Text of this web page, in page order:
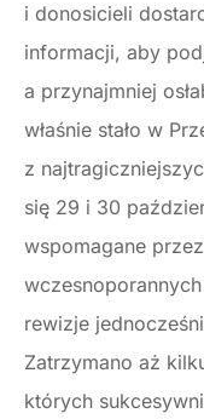
i donosicieli
informacji, aby
a przynajmniej
właśnie stało w
z
się 29 i 30
wspomagane
rewizje
Zatrzymano aż
których